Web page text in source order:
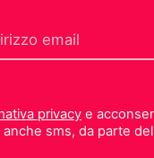
privacye
sms, da parte